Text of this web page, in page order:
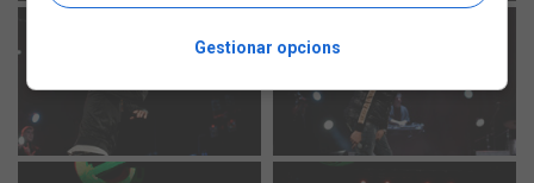
Gestionar opcions